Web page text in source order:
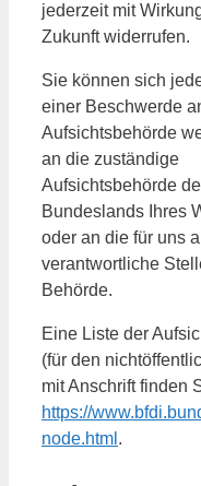
jederzeit mit
Zukunft widerrufen.
Sie können sich
einer Beschwerde
Aufsichtsbehörde
an die zuständige
Aufsichtsbehörde
Bundeslands Ihres
oder an die für uns
verantwortliche
Behörde.
Eine Liste der
(für den
mit Anschrift finden
https://
node.html .